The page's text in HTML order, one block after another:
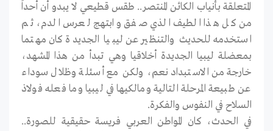
المتعلقة بأنياب الكائن المنتصر.. طقس قطيعي لا يبدو أن أحداً
من كل هذا الطيف الذي صفق وابتهج لعرس الدم، ثم
استخدمه للحديث والتنظير عن ليبيا الجديدة كان مهتما
بمعضلة ليبيا الجديدة أخلاقيا وهي تبدأ من هذا المشهد،
خارجة من الاستبداد نعم، ولكن مع أسئلة وظلال سوداء
عن طبيعة المرحلة التالية ومالكيها في ليبيا وما فعله فولاذ
السلاح في النفوس والفكرة.
في الحدث، كان المواطن العربي فريسة حقيقية للصورة..